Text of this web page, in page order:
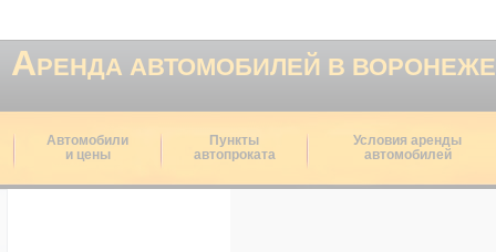
АРЕНДА АВТОМОБИЛЕЙ В ВОРОНЕЖЕ
Автомобили
и цены
Пункты
автопроката
Условия аренды
автомобилей